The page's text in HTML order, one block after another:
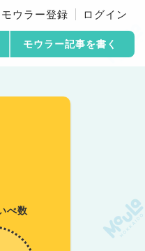
モウラー登録 ログイン
モウラー記事を書く
べ数